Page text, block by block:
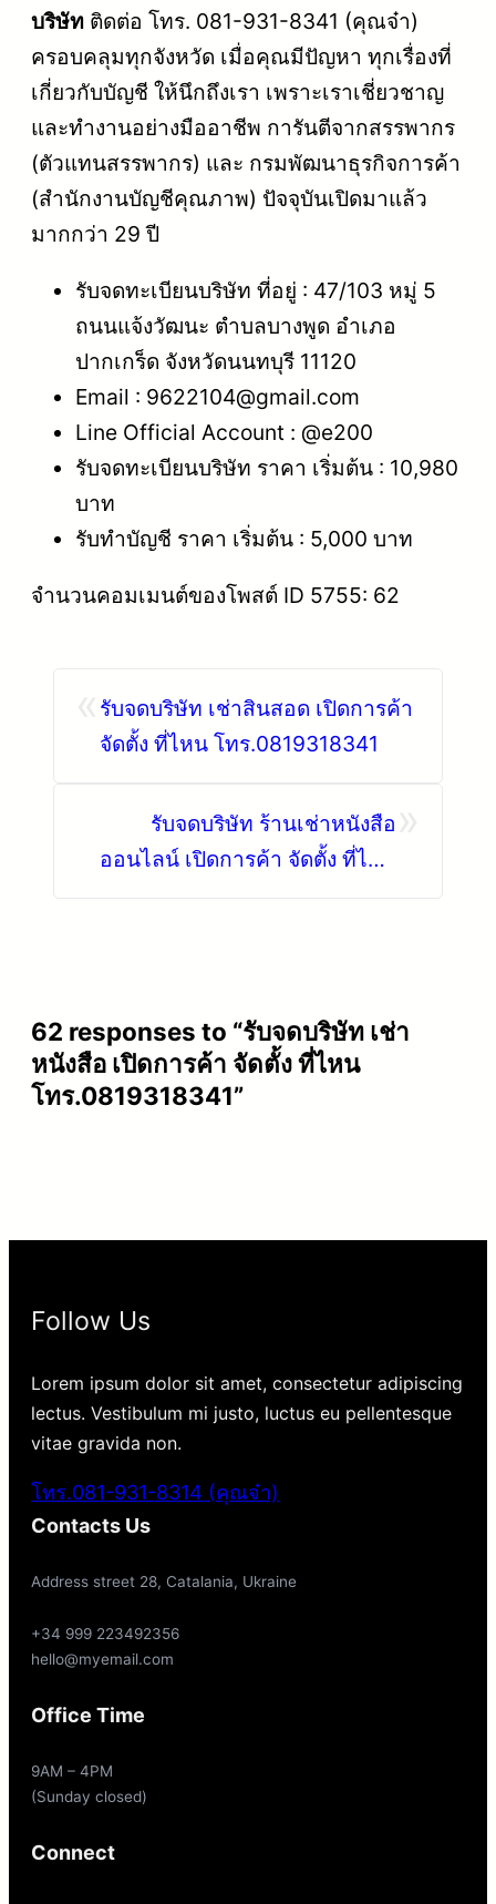
บริษัท ติดต่อ โทร. 081-931-8341 (คุณจ๋า)
ครอบคลุมทุกจังหวัด เมื่อคุณมีปัญหา ทุกเรื่องที่
เกี่ยวกับบัญชี ให้นึกถึงเรา เพราะเราเชี่ยวชาญ
และทำงานอย่างมืออาชีพ การันตีจากสรรพากร
(ตัวแทนสรรพากร) และ กรมพัฒนาธุรกิจการค้า
(สำนักงานบัญชีคุณภาพ) ปัจจุบันเปิดมาแล้ว
มากกว่า 29 ปี
รับจดทะเบียนบริษัท ที่อยู่ : 47/103 หมู่ 5
ถนนแจ้งวัฒนะ ตำบลบางพูด อำเภอ
ปากเกร็ด จังหวัดนนทบุรี 11120
Email : 9622104@gmail.com
Line Official Account : @e200
รับจดทะเบียนบริษัท ราคา เริ่มต้น : 10,980
บาท
รับทำบัญชี ราคา เริ่มต้น : 5,000 บาท
จำนวนคอมเมนต์ของโพสต์ ID 5755: 62
รับจดบริษัท เช่าสินสอด เปิดการค้า
จัดตั้ง ที่ไหน โทร.0819318341
รับจดบริษัท ร้านเช่าหนังสือ
ออนไลน์ เปิดการค้า จัดตั้ง ที่ไหน
62 responses to “รับจดบริษัท เช่า
หนังสือ เปิดการค้า จัดตั้ง ที่ไหน
โทร.0819318341”
Follow Us
Lorem ipsum dolor sit amet, consectetur adipiscing
lectus. Vestibulum mi justo, luctus eu pellentesque
vitae gravida non.
โทร.081-931-8314 (คุณจ๋า)
Contacts Us
Address street 28, Catalania, Ukraine
+34 999 223492356
hello@myemail.com
Office Time
9AM – 4PM
(Sunday closed)
Connect